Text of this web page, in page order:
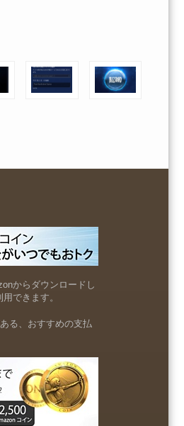
からダウンロードし
できます。
る、おすすめの支払